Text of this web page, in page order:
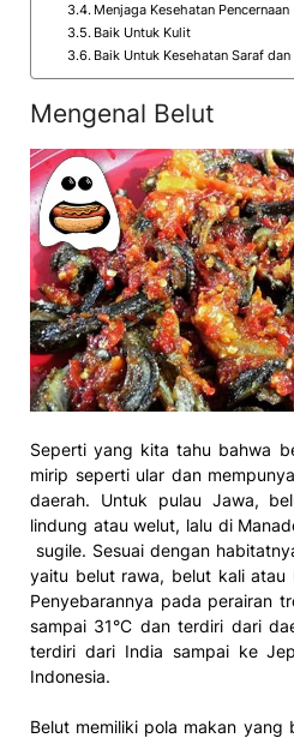
Menjaga Kesehatan Pencernaan
Baik Untuk Kulit
Baik Untuk Kesehatan Saraf dan
Mengenal Belut
Seperti yang kita tahu bahwa
mirip seperti ular dan
daerah. Untuk pulau Jawa,
lindung atau welut, lalu di
sugile. Sesuai dengan
yaitu belut rawa, belut kali atau
Penyebarannya pada perairan
sampai 31°C dan terdiri dari
terdiri dari India sampai ke
Indonesia.
Belut memiliki pola makan yang